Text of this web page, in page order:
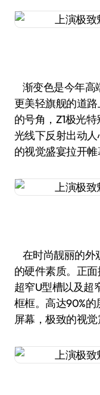
渐变色是今年高
更美轻旗舰的道
的号角，Z1极光
光线下反射出动
的视觉盛宴拉开帷
在时尚靓丽的外
的硬件素质。正
超窄U型槽以及超
框框。高达90%
屏幕，极致的视觉